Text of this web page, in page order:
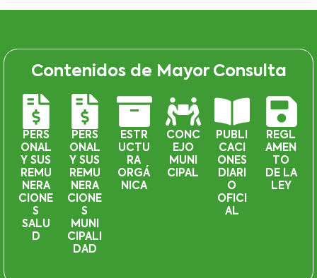
Contenidos de Mayor Consulta
PERS
ONAL
Y SUS
REMU
NERA
CIONE
S
SALU
D
PERS
ONAL
Y SUS
REMU
NERA
CIONE
S
MUNI
CIPALI
DAD
ESTR
UCTU
RA
ORGÁ
NICA
CONC
EJO
MUNI
CIPAL
PUBLI
CACI
ONES
DIARI
O
OFICI
AL
REGL
AMEN
TO
DE LA
LEY